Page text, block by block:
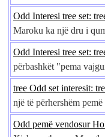
Odd Interesi tree set:
Maroku ka një dru i
Odd Interesi tree set:
përbashkët "pema
tree Odd set interesit:
një të përhershëm
Odd pemë vendosur